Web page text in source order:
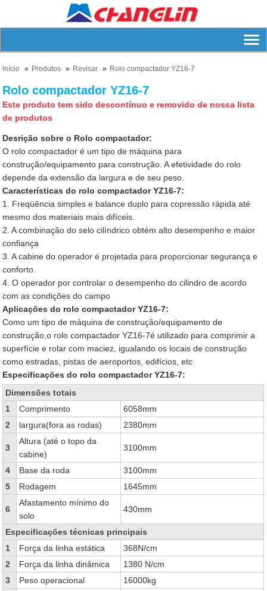
lnício Produtos Revisar Rolo compactador YZ16-7
Rolo compactador YZ16-7
Este produto tem sido descontínuo e removido de nossa lista
de produtos
Desrição sobre o Rolo compactador:
O rolo compactador é um tipo de máquina para
construção/equipamento para construção. A efetividade do rolo
depende da extensão da largura e de seu peso.
Características do rolo compactador YZ16-7:
1. Freqüência simples e balance duplo para copressão rápida até
mesmo dos materiais mais difíceis.
2. A combinação do selo cilíndrico obtém alto desempenho e maior
confiança
3. A cabine do operador é projetada para proporcionar segurança e
conforto.
4. O operador por controlar o desempenho do cilindro de acordo
com as condições do campo
Aplicações do rolo compactador YZ16-7:
Como um tipo de máquina de construção/equipamento de
construção,o rolo compactador YZ16-7é utilizado para comprimir a
superfície e rolar com maciez, igualando os locais de construção
como estradas, pistas de aeroportos, edifícios, etc
Especificações do rolo compactador YZ16-7:
Dimensões totais
1
Comprimento
6058mm
2
largura(fora as rodas) 2380mm
3
Altura (até o topo da
cabine)
3100mm
4 Base da roda
3100mm
5
Rodagem 1645mm
6
Afastamento mínimo do
solo
430mm
Especificações técnicas principais
1
Força da linha estática
368N/cm
2
Força da linha dinâmica
1380 N/cm
3
Peso operacional 16000kg